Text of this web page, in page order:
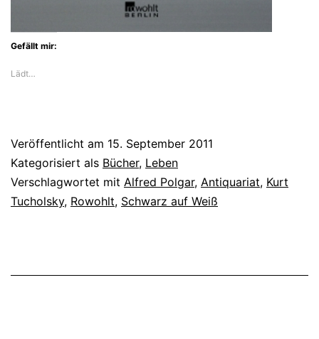
Gefällt mir:
Lädt…
Veröffentlicht am 15. September 2011
Kategorisiert als Bücher, Leben
Verschlagwortet mit Alfred Polgar, Antiquariat, Kurt
Tucholsky, Rowohlt, Schwarz auf Weiß